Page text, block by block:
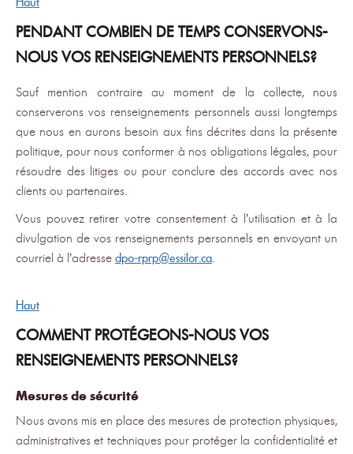
PENDANT COMBIEN DE TEMPS CONSERVONS-
NOUS VOS RENSEIGNEMENTS PERSONNELS?
Sauf mention contraire au moment de la collecte, nous
conserverons vos renseignements personnels aussi longtemps
que nous en aurons besoin aux fins décrites dans la présente
politique, pour nous conformer à nos obligations légales, pour
résoudre des litiges ou pour conclure des accords avec nos
clients ou partenaires.
Vous pouvez retirer votre consentement à l’utilisation et à la
divulgation de vos renseignements personnels en envoyant un
courriel à l’adresse dpo-rprp@essilor.ca.
Haut
COMMENT PROTÉGEONS-NOUS VOS
RENSEIGNEMENTS PERSONNELS?
Mesures de sécurité
Nous avons mis en place des mesures de protection physiques,
administratives et techniques pour protéger la confidentialité et